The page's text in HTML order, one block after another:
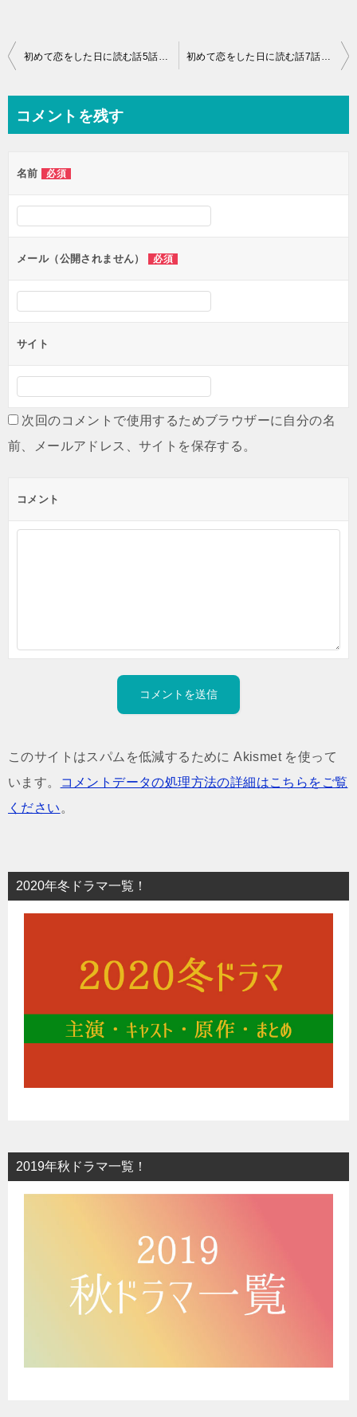
投
ビ
ー
シ
ン
初めて恋をした日に読む話5話のネタバレ感想！山下一真のかわいい簀巻き！ 初めて恋をした日に読む話7話のネタバレ感想！順子（深田恭子）初めての嫉妬？
コメントを残す
名前 必須
メール（公開されません） 必須
サイト
次回のコメントで使用するためブラウザーに自分の名
前、メールアドレス、サイトを保存する。
コメント
このサイトはスパムを低減するために Akismet を使って
います。
コメントデータの処理方法の詳細はこちらをご覧
ください 。
2020年冬ドラマ一覧！
2019年秋ドラマ一覧！